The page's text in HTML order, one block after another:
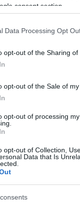
consent section.
Data Processing Opt
opt-out of the Sharing of
opt-out of the Sale of my
opt-out of processing
opt-out of Collection,
Data that Is
terveit, és az
hogy bátran
után gördítesz
hoz
gyakran
szó szerelemről,
mindig a